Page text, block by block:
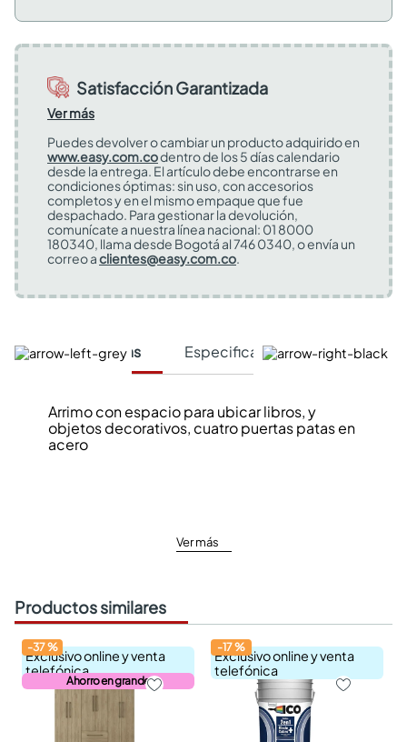
Satisfacción Garantizada
Ver más
Puedes devolver o cambiar un producto adquirido en
www.easy.com.codentro de los 5 días calendario
desde la entrega. El artículo debe encontrarse en
condiciones óptimas: sin uso, con accesorios
completos y en el mismo empaque que fue
despachado. Para gestionar la devolución,
comunícate a nuestra línea nacional: 01 8000
180340, llama desde Bogotá al 746 0340, o envía un
correo aclientes@easy.com.co.
Características Especificaciones Técnicas
Arrimo con espacio para ubicar libros, y
objetos decorativos, cuatro puertas patas en
acero
Ver más
Productos similares
Exclusivo online y venta
telefónica
Ahorro en grande
-37%
Exclusivo online y venta
telefónica
-17%